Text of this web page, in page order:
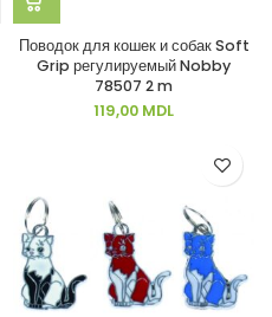
Поводок для кошек и собак Soft
Grip регулируемый Nobby
78507 2 m
119,00 MDL